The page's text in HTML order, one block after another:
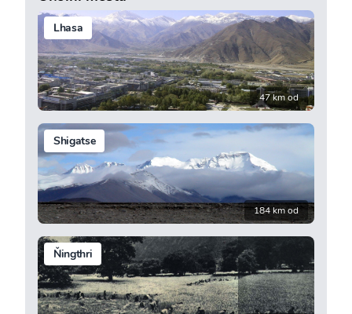
Lhasa
47 km od
Shigatse
184 km od
Ňingthri